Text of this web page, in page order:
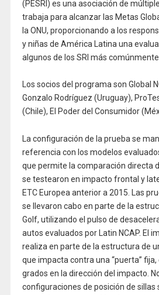
(PESRI) es una asociación de
trabaja para alcanzar las Metas
la ONU, proporcionando a los
y niñas de América Latina una
algunos de los SRI más
Los socios del programa son Global
Gonzalo Rodríguez (Uruguay),
(Chile), El Poder del Consumidor
La configuración de la prueba se
referencia con los modelos
que permite la comparación directa
se testearon en impacto frontal y
ETC Europea anterior a 2015. Las
se llevaron cabo en parte de la
Golf, utilizando el pulso de
autos evaluados por Latin NCAP. El
realiza en parte de la estructura de
que impacta contra una “puerta”
grados en la dirección del impacto.
configuraciones de posición de sillas